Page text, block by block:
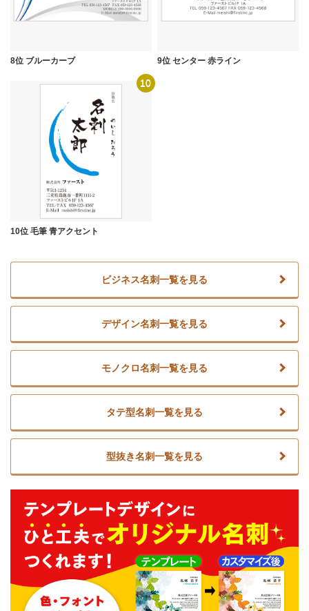
8位 ブルーカーブ 9位 センター 赤ライン
10
10位 毛筆 青アクセント
ビジネス名刺一覧を見る
デザイン名刺一覧を見る
モノクロ名刺一覧を見る
タテ型名刺一覧を見る
型抜き名刺一覧を見る